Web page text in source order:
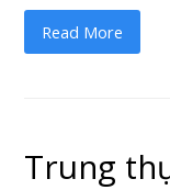
Read More
Trung